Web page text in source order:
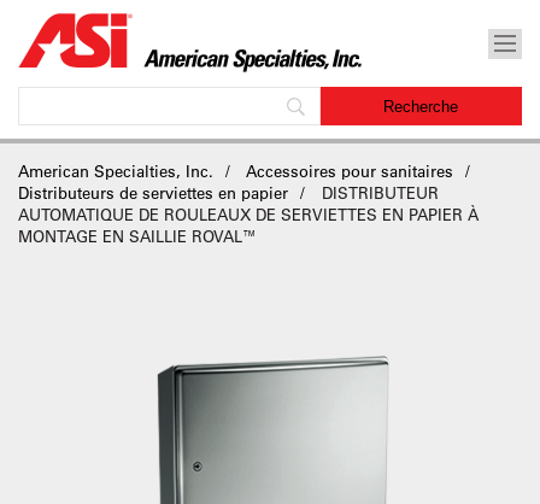
American Specialties, Inc.
Accessoires pour sanitaires
Distributeurs de serviettes en papier
DISTRIBUTEUR
AUTOMATIQUE DE ROULEAUX DE SERVIETTES EN PAPIER À
MONTAGE EN SAILLIE ROVAL™